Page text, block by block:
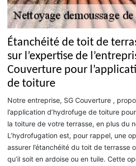
Étanchéité de toit de
sur l’expertise de
Couverture pour
de toiture
Notre entreprise, SG Couverture ,
l’application d’hydrofuge de toiture
la toiture de votre terrasse, en plus du
L’hydrofugation est, pour rappel, une
assurer l’étanchéité du toit de terrasse
qu’il soit en ardoise ou en tuile. Cette